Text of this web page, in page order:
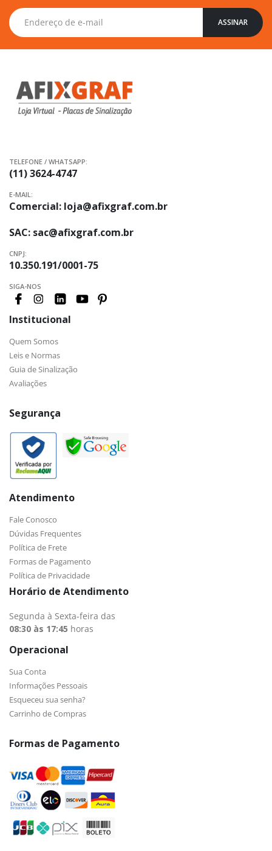
Inscreva-
se
na
ASSINAR
TELEFONE / WHATSAPP:
(11) 3624-4747
E-MAIL:
Comercial: loja@afixgraf.com.br
SAC: sac@afixgraf.com.br
CNPJ:
10.350.191/0001-75
SIGA-NOS
Institucional
Quem Somos
Leis e Normas
Guia de Sinalização
Avaliações
Segurança
Atendimento
Fale Conosco
Dúvidas Frequentes
Política de Frete
Formas de Pagamento
Política de Privacidade
Horário de Atendimento
Segunda à Sexta-feira das
08:30 às 17:45 horas
Operacional
Sua Conta
Informações Pessoais
Esqueceu sua senha?
Carrinho de Compras
Formas de Pagamento